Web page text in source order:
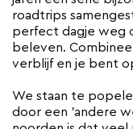
roadtrips
perfect dagje weg
beleven.
verblijf en je bent
We staan te
door een 'andere